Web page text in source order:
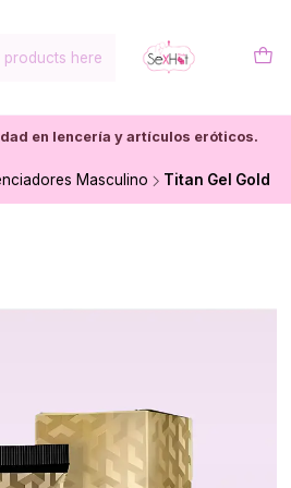
en lencería y artículos eróticos.
Masculino Titan Gel Gold